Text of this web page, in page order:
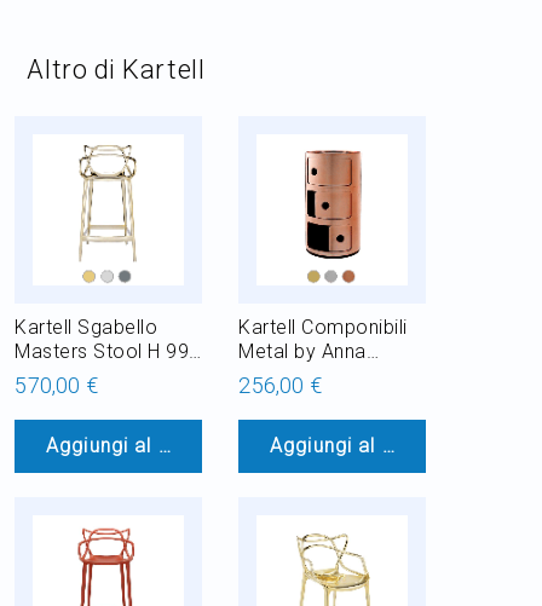
Altro di Kartell
Kartell Sgabello
Masters Stool H 99
cm, anche per
giardino
570,00 €
Aggiungi al Carrello
Kartell Componibili
Metal by Anna
Castelli Ferrieri
Mobile Contenitore
in ABS H 58,5 cm
256,00 €
Aggiungi al Carrello